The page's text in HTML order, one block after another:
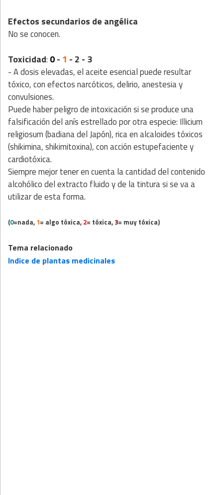
Efectos secundarios de angélica
No se conocen.
Toxicidad: 0- 1 - 2 - 3
- A dosis elevadas, el aceite esencial puede resultar
tóxico, con efectos narcóticos, delirio, anestesia y
convulsiones.
Puede haber peligro de intoxicación si se produce una
falsificación del anís estrellado por otra especie: Illicium
religiosum (badiana del Japón), rica en alcaloides tóxicos
(shikimina, shikimitoxina), con acción estupefaciente y
cardiotóxica.
Siempre mejor tener en cuenta la cantidad del contenido
alcohólico del extracto fluido y de la tintura si se va a
utilizar de esta forma.
(0=nada, 1= algo tóxica, 2= tóxica, 3= muy tóxica)
Tema relacionado
Indice de plantas medicinales